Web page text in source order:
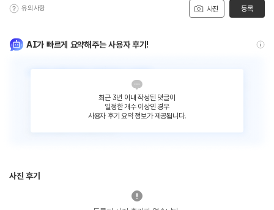
사진
유의사항 등록
AI가 빠르게 요약해주는 사용자 후기!
최근 3년 이내 작성된 댓글이
일정한 개수 이상인 경우
사용자 후기 요약 정보가 제공됩니다.
사진 후기